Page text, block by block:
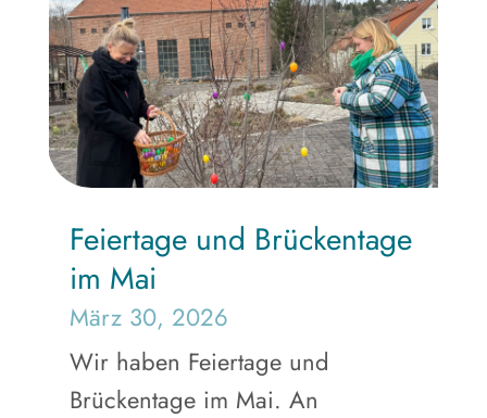
Feiertage und Brückentage
im Mai
März 30, 2026
Wir haben Feiertage und
Brückentage im Mai. An